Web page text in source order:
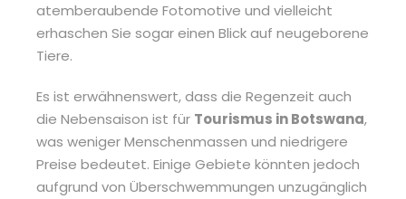
atemberaubende Fotomotive und vielleicht
erhaschen Sie sogar einen Blick auf neugeborene
Tiere.
Es ist erwähnenswert, dass die Regenzeit auch
die Nebensaison ist für Tourismus in Botswana,
was weniger Menschenmassen und niedrigere
Preise bedeutet. Einige Gebiete könnten jedoch
aufgrund von Überschwemmungen unzugänglich